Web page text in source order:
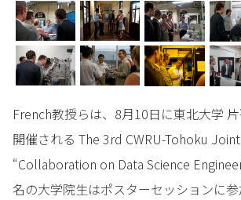
French教授らは、8月10日に東北大学
開催される The 3rd CWRU-Tohoku
“Collaboration on Data Science
名の大学院生はポスターセッションに参